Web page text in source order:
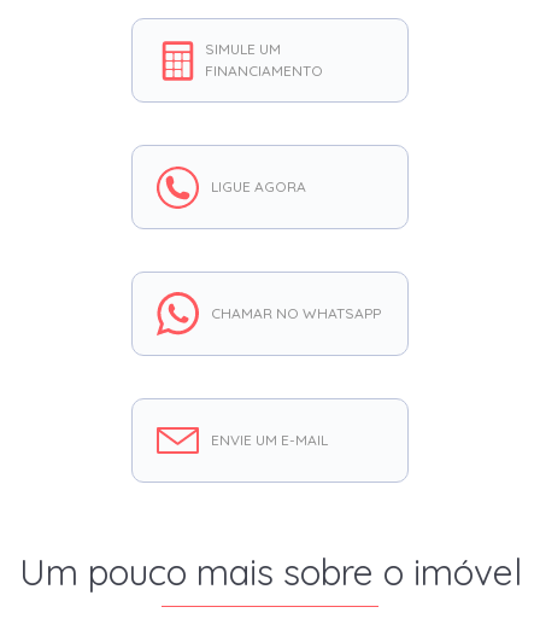
SIMULE UM
FINANCIAMENTO
LIGUE AGORA
CHAMAR NO WHATSAPP
ENVIE UM E-MAIL
Um pouco mais sobre o imóvel